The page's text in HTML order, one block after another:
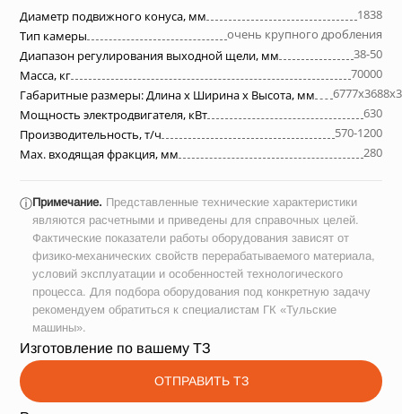
Диаметр подвижного конуса, мм
1838
Тип камеры
очень крупного дробления
Диапазон регулирования выходной щели, мм
38-50
Масса, кг
70000
Габаритные размеры: Длина х Ширина х Высота, мм
Мощность электродвигателя, кВт
630
Производительность, т/ч
570-1200
Max. входящая фракция, мм
280
ⓘПримечание. Представленные технические характеристики
являются расчетными и приведены для справочных целей.
Фактические показатели работы оборудования зависят от
физико-механических свойств перерабатываемого материала,
условий эксплуатации и особенностей технологического
процесса. Для подбора оборудования под конкретную задачу
рекомендуем обратиться к специалистам ГК «Тульские
машины».
Изготовление по вашему ТЗ
ОТПРАВИТЬ ТЗ